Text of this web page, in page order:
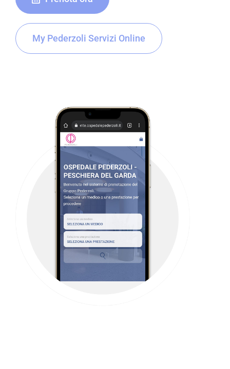
My Pederzoli Servizi Online